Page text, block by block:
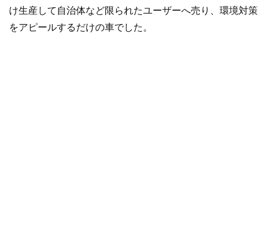
け生産して自治体など限られたユーザーへ売り、環境対策
をアピールするだけの車でした。